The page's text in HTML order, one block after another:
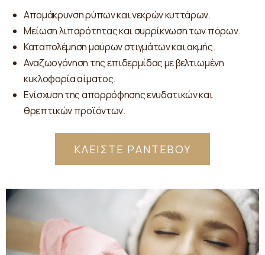
Απομάκρυνση ρύπων και νεκρών κυττάρων.
Μείωση λιπαρότητας και συρρίκνωση των πόρων.
Καταπολέμηση μαύρων στιγμάτων και ακμής.
Αναζωογόνηση της επιδερμίδας με βελτιωμένη
κυκλοφορία αίματος.
Ενίσχυση της απορρόφησης ενυδατικών και
θρεπτικών προϊόντων.
ΚΛΕΙΣΤΕ ΡΑΝΤΕΒΟΥ